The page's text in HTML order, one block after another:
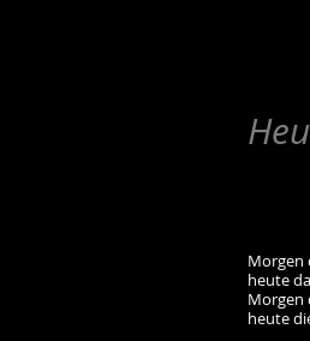
Morgen
heute
Morgen
heute